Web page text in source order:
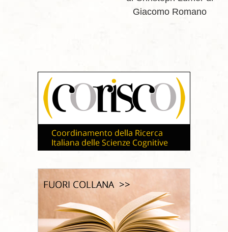
Giacomo Romano